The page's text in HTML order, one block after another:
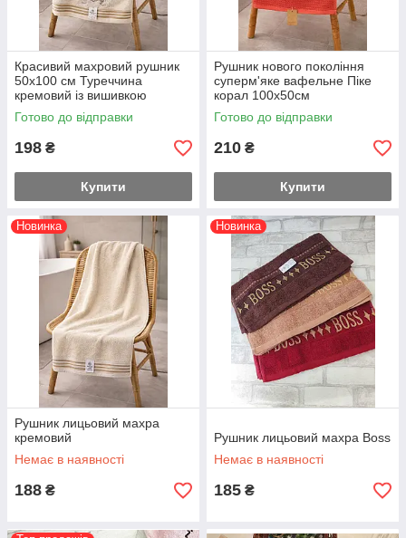
Красивий махровий рушник
50х100 см Туреччина
кремовий із вишивкою
Готово до відправки
198 ₴
Купити
Рушник нового покоління
суперм'яке вафельне Піке
корал 100х50см
Готово до відправки
210 ₴
Купити
Новинка
Рушник лицьовий махра
кремовий
Немає в наявності
188 ₴
Новинка
Рушник лицьовий махра Boss
Немає в наявності
185 ₴